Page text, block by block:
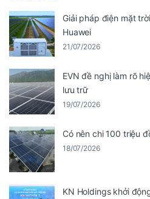
Giải pháp điện mặt
Huawei
21/07/2026
EVN đề nghị làm rõ
lưu trữ
19/07/2026
Có nên chi 100 triệu
18/07/2026
KN Holdings khởi